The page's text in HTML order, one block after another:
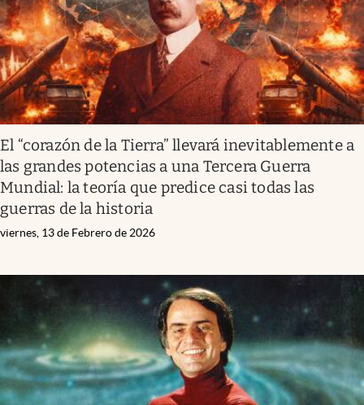
El “corazón de la Tierra” llevará inevitablemente a
las grandes potencias a una Tercera Guerra
Mundial: la teoría que predice casi todas las
guerras de la historia
viernes, 13 de Febrero de 2026